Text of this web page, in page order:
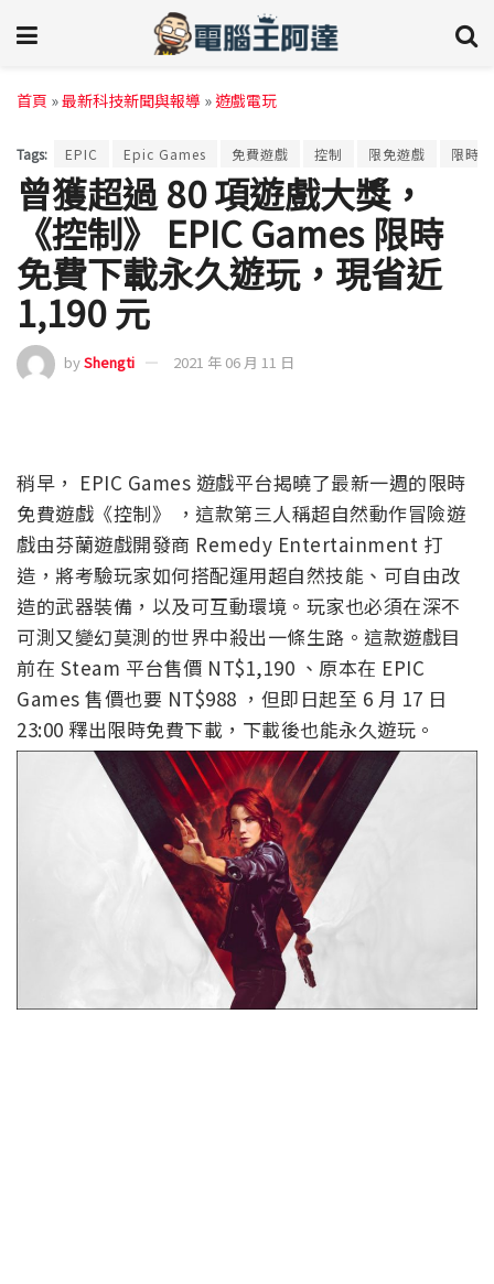
首頁 »最新科技新聞與報導 »遊戲電玩
Tags: EPIC Epic Games 免費遊戲 控制 限免遊戲 限時
曾獲超過 80 項遊戲大獎，
《控制》 EPIC Games 限時
免費下載永久遊玩，現省近
1,190 元
byShengti 2021 年 06 月 11 日
稍早， EPIC Games 遊戲平台揭曉了最新一週的限時
免費遊戲《控制》 ，這款第三人稱超自然動作冒險遊
戲由芬蘭遊戲開發商 Remedy Entertainment 打
造，將考驗玩家如何搭配運用超自然技能、可自由改
造的武器裝備，以及可互動環境。玩家也必須在深不
可測又變幻莫測的世界中殺出一條生路。這款遊戲目
前在 Steam 平台售價 NT$1,190 、原本在 EPIC
Games 售價也要 NT$988 ，但即日起至 6 月 17 日
23:00 釋出限時免費下載，下載後也能永久遊玩。